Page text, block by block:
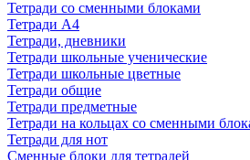
Тетради со сменными блоками
Тетради А4
Тетради, дневники
Тетради школьные ученические
Тетради школьные цветные
Тетради общие
Тетради предметные
Тетради на кольцах со сменными
Тетради для нот
Сменные блоки для тетрадей